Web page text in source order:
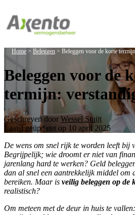
All
Accessibility
reader.
To
start
the
All
in
One
Accessibility
screen
reader,
press
"Ctrl
+
/".
shortcut
Home > Beleggen > Beleggen voor de korte
Beleggen voor de
termijn:
Geschreven door Wessel Stuijt
Laatst geüpdatet op 10 april 2025
De wens om snel rijk te worden leeft bij
Begrijpelijk; wie droomt er niet van
jarenlang hard te werken? Geld
dan al snel een aantrekkelijk middel om
bereiken. Maar is veilig beleggen op de
realistisch?
Om meteen met de deur in huis te